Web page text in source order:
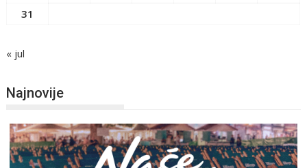
31
« jul
Najnovije